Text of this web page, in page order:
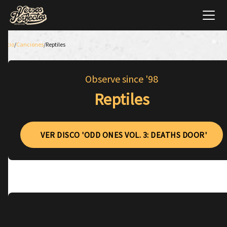
Inicio/Canciones/Reptiles
Observe since '98
Reptiles
VER DISCO 'ODD ONES VOL. 3: DEATHS DOOR'